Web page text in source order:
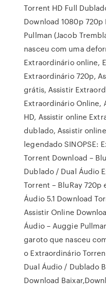
Torrent HD Full
Download 1080p
Pullman (Jacob
nasceu com uma
Extraordinário online,
Extraordinário 720p,
grátis, Assistir
Extraordinário Online,
HD, Assistir online
dublado, Assistir
legendado SINOPSE:
Torrent Download –
Dublado / Dual Áudio
Torrent – BluRay
Áudio 5.1 Download
Assistir Online
Áudio – Auggie
garoto que nasceu
o Extraordinário
Dual Áudio / Dublado
Download